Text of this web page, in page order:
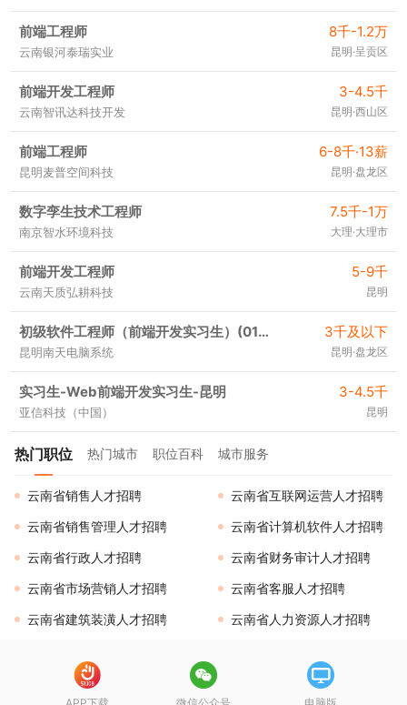
前端工程师 8千-1.2万
云南银河泰瑞实业 昆明·呈贡区
前端开发工程师 3-4.5千
云南智讯达科技开发 昆明·西山区
前端工程师 6-8千·13薪
昆明麦普空间科技 昆明·盘龙区
数字孪生技术工程师 7.5千-1万
南京智水环境科技 大理·大理市
前端开发工程师 5-9千
云南天质弘耕科技 昆明
初级软件工程师（前端开发实习生）(010402) 3千及以下
昆明南天电脑系统 昆明·盘龙区
实习生-Web前端开发实习生-昆明 3-4.5千
亚信科技（中国） 昆明
热门职位 热门城市 职位百科 城市服务
云南省销售人才招聘
云南省互联网运营人才招聘
云南省销售管理人才招聘
云南省计算机软件人才招聘
云南省行政人才招聘
云南省财务审计人才招聘
云南省市场营销人才招聘
云南省客服人才招聘
云南省建筑装潢人才招聘
云南省人力资源人才招聘